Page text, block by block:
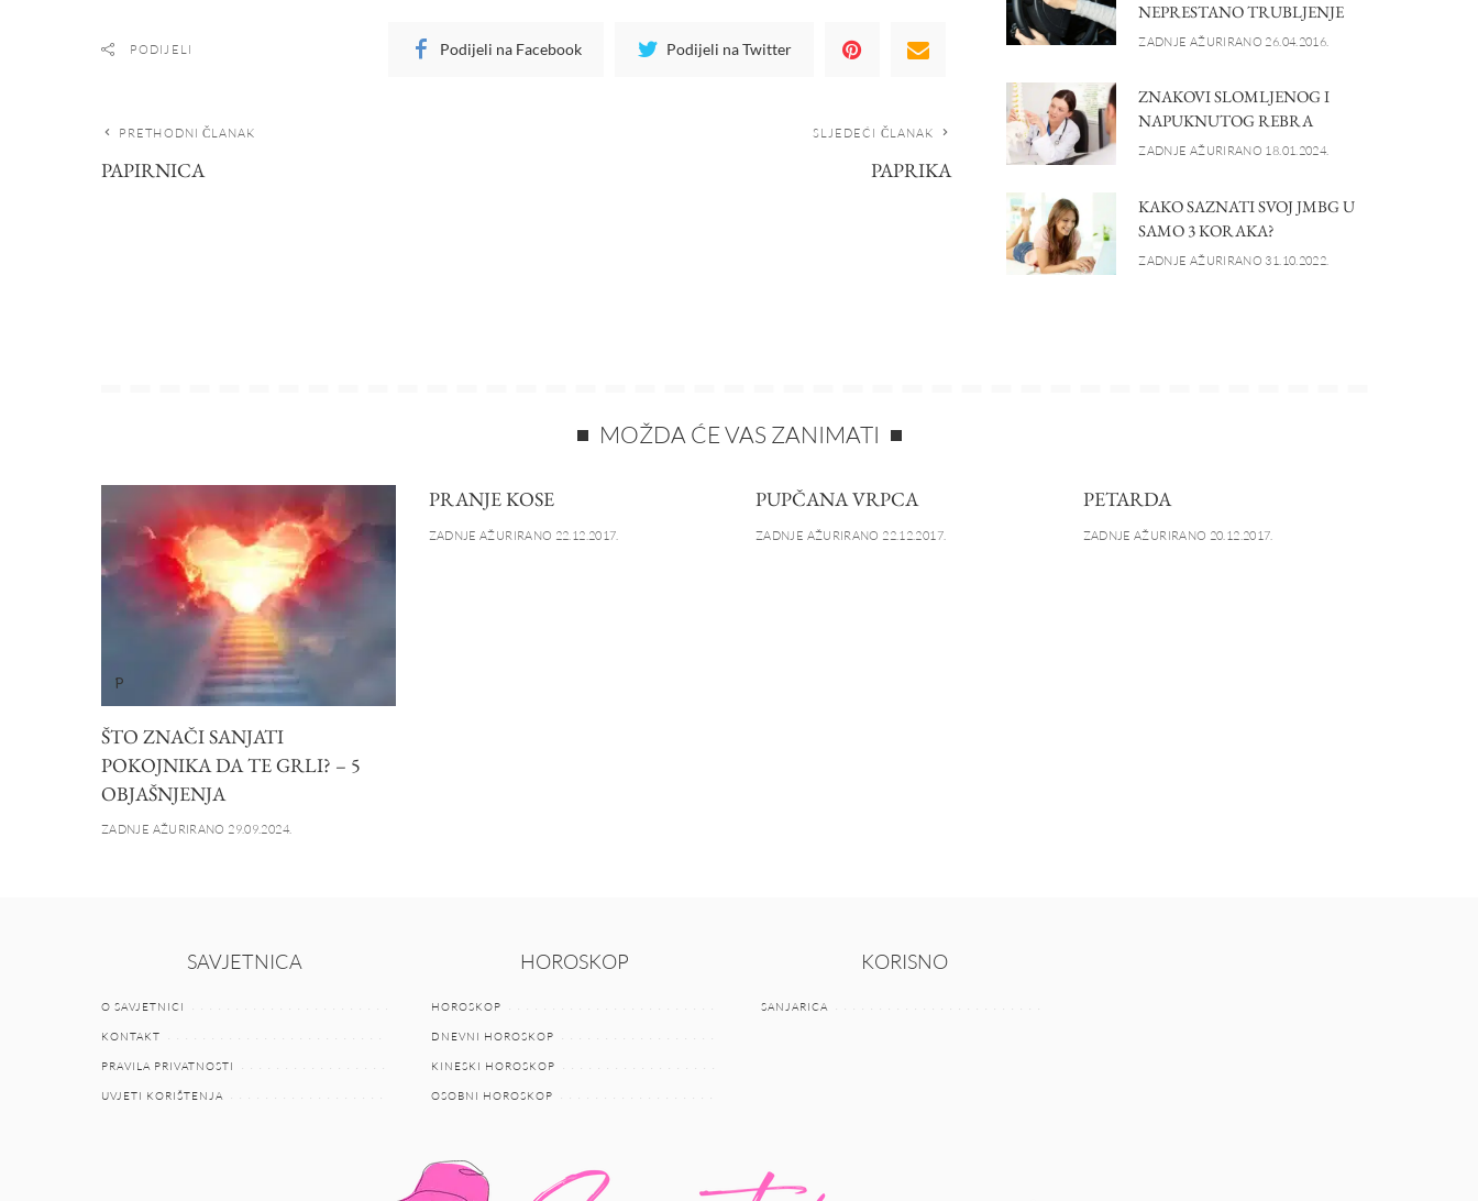
PODIJELI Podijeli na Facebook Podijeli na Twitter
PRETHODNI ČLANAK
PAPIRNICA
SLJEDEĆI ČLANAK
PAPRIKA
NEPRESTANO TRUBLJENJE
ZADNJE AŽURIRANO 26.04.2016.
ZNAKOVI SLOMLJENOG I
NAPUKNUTOG REBRA
ZADNJE AŽURIRANO 18.01.2024.
KAKO SAZNATI SVOJ JMBG U
SAMO 3 KORAKA?
ZADNJE AŽURIRANO 31.10.2022.
MOŽDA ĆE VAS ZANIMATI
P
ŠTO ZNAČI SANJATI
POKOJNIKA DA TE GRLI? – 5
OBJAŠNJENJA
ZADNJE AŽURIRANO 29.09.2024.
PRANJE KOSE
ZADNJE AŽURIRANO 22.12.2017.
PUPČANA VRPCA
ZADNJE AŽURIRANO 22.12.2017.
PETARDA
ZADNJE AŽURIRANO 20.12.2017.
SAVJETNICA
O SAVJETNICI
KONTAKT
PRAVILA PRIVATNOSTI
UVJETI KORIŠTENJA
HOROSKOP
HOROSKOP
DNEVNI HOROSKOP
KINESKI HOROSKOP
OSOBNI HOROSKOP
KORISNO
SANJARICA